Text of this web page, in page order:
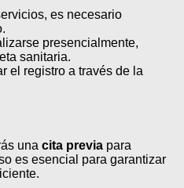
es necesario
presencialmente,
sanitaria.
el registro a través de la
una cita previa para
es esencial para garantizar